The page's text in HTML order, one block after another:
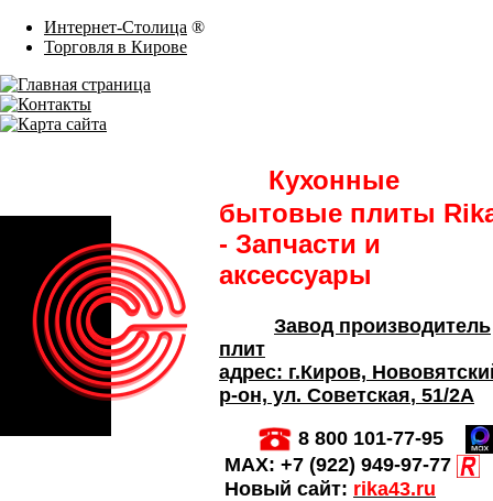
Интернет-Столица ®
Торговля в Кирове
Кухонные
бытовые плиты
- Запчасти и
аксессуары
Завод производитель
плит
адрес: г.Киров,
р-он, ул. Советская, 51/2А
8 800 101-77-95
MAX: +7 (922) 949-97-77
Новый сайт: rika43.ru